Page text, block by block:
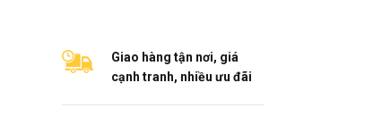
Giao hàng tận nơi, giá
cạnh tranh, nhiều ưu đãi